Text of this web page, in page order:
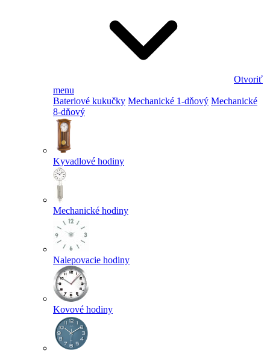
Otvoriť
menu
Bateriové kukučky Mechanické 1-dňový Mechanické
8-dňový
Kyvadlové hodiny
Mechanické hodiny
Nalepovacie hodiny
Kovové hodiny